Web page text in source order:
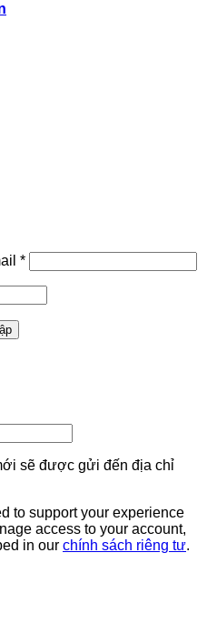
*Bắt
buộc
sẽ được gửi đến địa chỉ
to support your experience
access to your account,
in our chính sách riêng tư.